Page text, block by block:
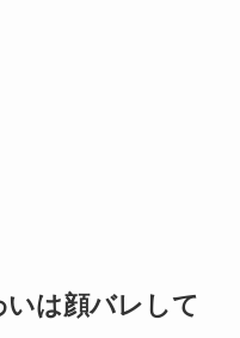
いは顔バレして